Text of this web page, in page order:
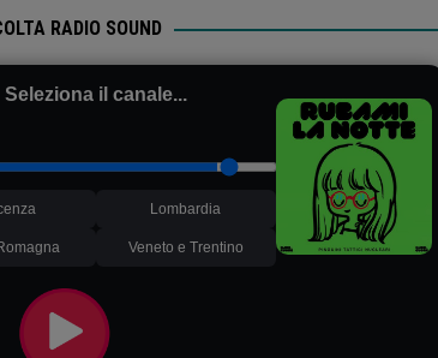
RADIO SOUND
Seleziona il canale...
Lombardia
Veneto e Trentino